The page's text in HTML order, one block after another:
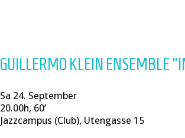
GUILLERMO KLEIN ENSEMBLE
Sa 24. September
20.00h, 60’
Jazzcampus (Club), Utengasse 15